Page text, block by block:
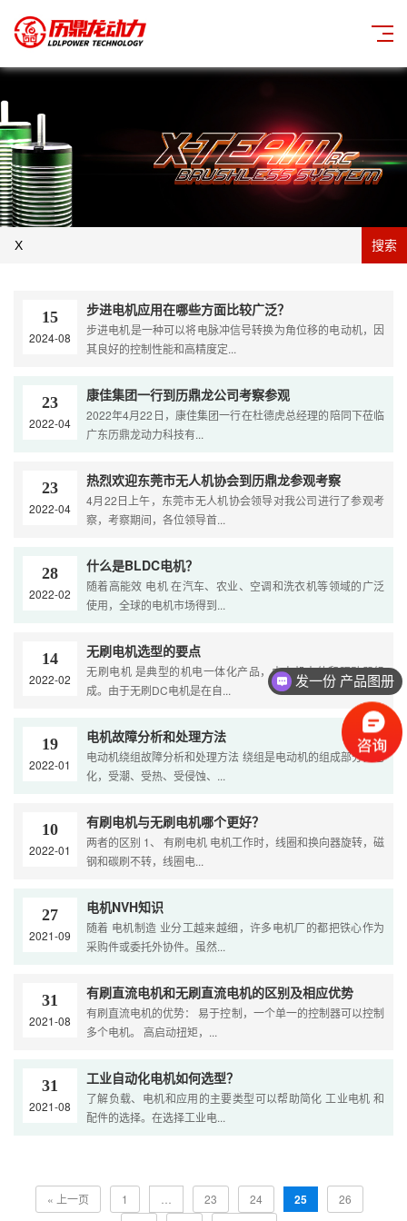
搜索
15
2024-08
步进电机应用在哪些方面比较广泛？
步进电机是一种可以将电脉冲信号转换为角位移的电动机，因
其良好的控制性能和高精度定...
23
2022-04
康佳集团一行到历鼎龙公司考察参观
2022年4月22日，康佳集团一行在杜德虎总经理的陪同下莅临
广东历鼎龙动力科技有...
23
2022-04
热烈欢迎东莞市无人机协会到历鼎龙参观考察
4月22日上午，东莞市无人机协会领导对我公司进行了参观考
察，考察期间，各位领导首...
28
2022-02
什么是BLDC电机？
随着高能效 电机 在汽车、农业、空调和洗衣机等领域的广泛
使用，全球的电机市场得到...
14
2022-02
无刷电机选型的要点
无刷电机 是典型的机电一体化产品，由电机本体和驱动器组
成。由于无刷DC电机是在自...
19
2022-01
电机故障分析和处理方法
电动机绕组故障分析和处理方法 绕组是电动机的组成部分，老
化，受潮、受热、受侵蚀、...
10
2022-01
有刷电机与无刷电机哪个更好？
两者的区别 1、 有刷电机 电机工作时，线圈和换向器旋转，磁
钢和碳刷不转，线圈电...
27
2021-09
电机NVH知识
随着 电机制造 业分工越来越细，许多电机厂的都把铁心作为
采购件或委托外协件。虽然...
31
2021-08
有刷直流电机和无刷直流电机的区别及相应优势
有刷直流电机的优势： 易于控制，一个单一的控制器可以控制
多个电机。 高启动扭矩，...
31
2021-08
工业自动化电机如何选型？
了解负载、电机和应用的主要类型可以帮助简化 工业电机 和
配件的选择。在选择工业电...
« 上一页 1 23 24 25
26
发一份 产品图册